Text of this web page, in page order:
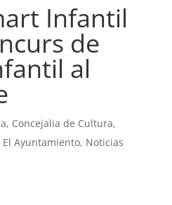
Infantil
de
al
, Concejalia de Cultura,
El Ayuntamiento, Noticias